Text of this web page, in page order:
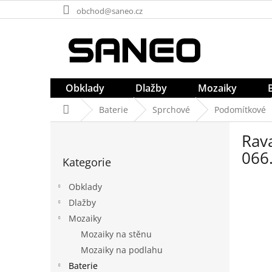
na
obchod@saneo.cz
Obklady Dlažby Mozaiky
Domů Baterie Sprchové Podomítkové
kategorie
Kategorie
Obklady
Dlažby
Mozaiky
Mozaiky na stěnu
Mozaiky na podlahu
Baterie